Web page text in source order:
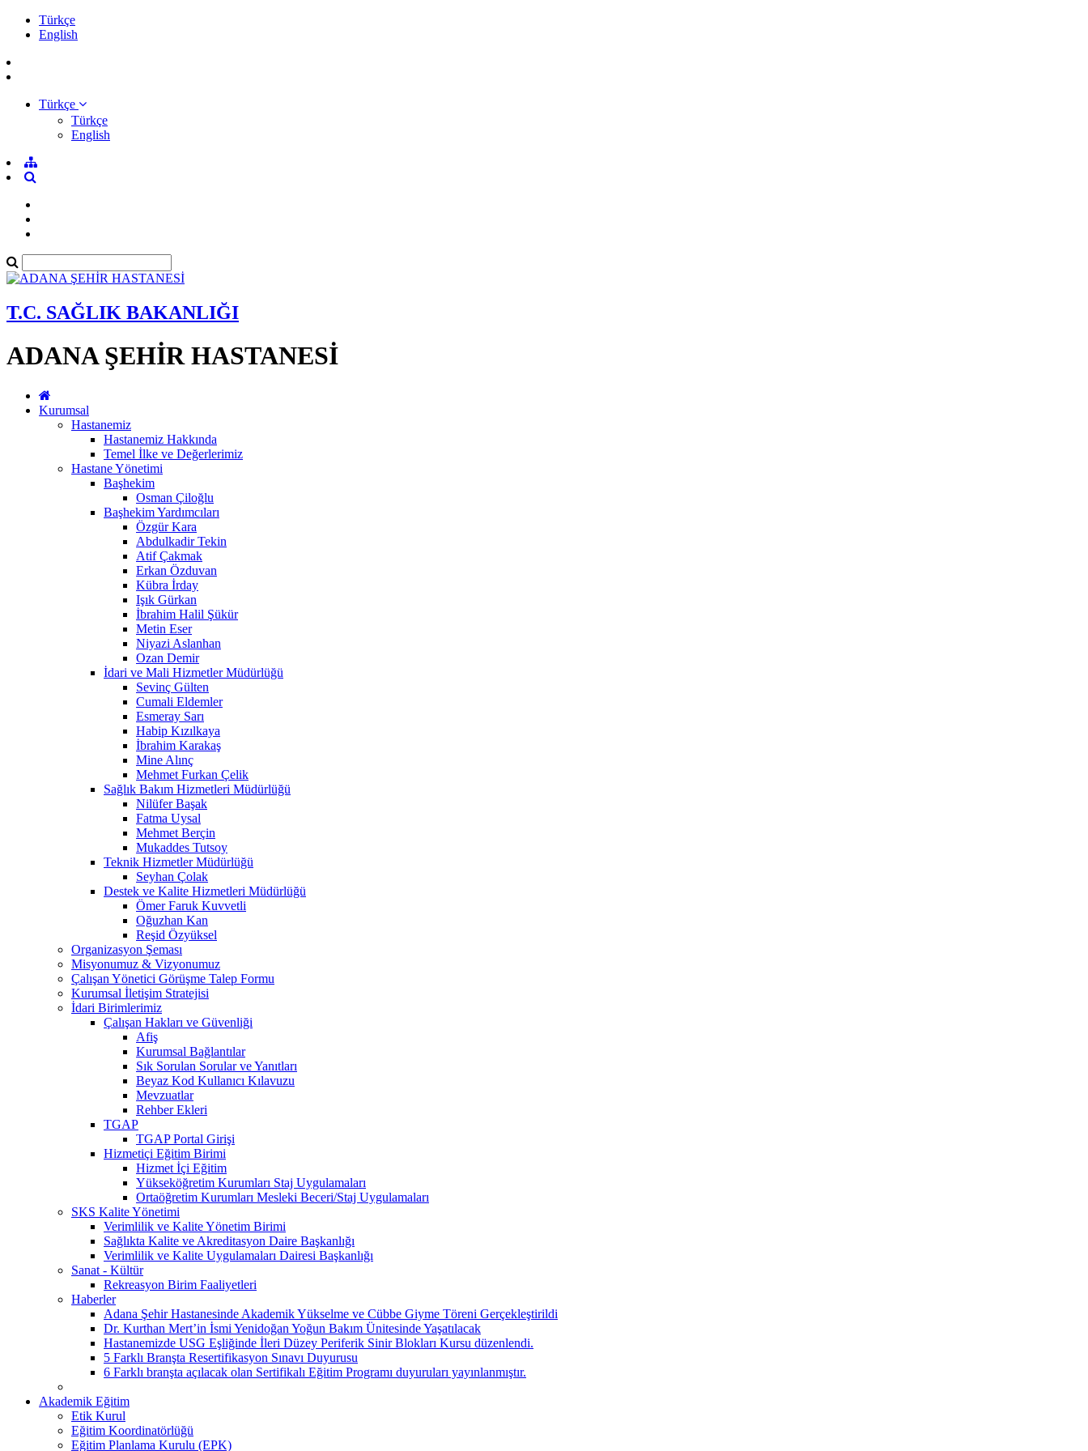
Türkçe
English
Türkçe
Türkçe
English
T.C. SAĞLIK BAKANLIĞI
ADANA ŞEHİR HASTANESİ
Kurumsal
Hastanemiz
Hastanemiz Hakkında
Temel İlke ve Değerlerimiz
Hastane Yönetimi
Başhekim
Osman Çiloğlu
Başhekim Yardımcıları
Özgür Kara
Abdulkadir Tekin
Atif Çakmak
Erkan Özduvan
Kübra İrday
Işık Gürkan
İbrahim Halil Şükür
Metin Eser
Niyazi Aslanhan
Ozan Demir
İdari ve Mali Hizmetler Müdürlüğü
Sevinç Gülten
Cumali Eldemler
Esmeray Sarı
Habip Kızılkaya
İbrahim Karakaş
Mine Alınç
Mehmet Furkan Çelik
Sağlık Bakım Hizmetleri Müdürlüğü
Nilüfer Başak
Fatma Uysal
Mehmet Berçin
Mukaddes Tutsoy
Teknik Hizmetler Müdürlüğü
Seyhan Çolak
Destek ve Kalite Hizmetleri Müdürlüğü
Ömer Faruk Kuvvetli
Oğuzhan Kan
Reşid Özyüksel
Organizasyon Şeması
Misyonumuz & Vizyonumuz
Çalışan Yönetici Görüşme Talep Formu
Kurumsal İletişim Stratejisi
İdari Birimlerimiz
Çalışan Hakları ve Güvenliği
Afiş
Kurumsal Bağlantılar
Sık Sorulan Sorular ve Yanıtları
Beyaz Kod Kullanıcı Kılavuzu
Mevzuatlar
Rehber Ekleri
TGAP
TGAP Portal Girişi
Hizmetiçi Eğitim Birimi
Hizmet İçi Eğitim
Yükseköğretim Kurumları Staj Uygulamaları
Ortaöğretim Kurumları Mesleki Beceri/Staj Uygulamaları
SKS Kalite Yönetimi
Verimlilik ve Kalite Yönetim Birimi
Sağlıkta Kalite ve Akreditasyon Daire Başkanlığı
Verimlilik ve Kalite Uygulamaları Dairesi Başkanlığı
Sanat - Kültür
Rekreasyon Birim Faaliyetleri
Haberler
Adana Şehir Hastanesinde Akademik Yükselme ve Cübbe Giyme Töreni Gerçekleştirildi
Dr. Kurthan Mert’in İsmi Yenidoğan Yoğun Bakım Ünitesinde Yaşatılacak
Hastanemizde USG Eşliğinde İleri Düzey Periferik Sinir Blokları Kursu düzenlendi.
5 Farklı Branşta Resertifikasyon Sınavı Duyurusu
6 Farklı branşta açılacak olan Sertifikalı Eğitim Programı duyuruları yayınlanmıştır.
Akademik Eğitim
Etik Kurul
Eğitim Koordinatörlüğü
Eğitim Planlama Kurulu (EPK)